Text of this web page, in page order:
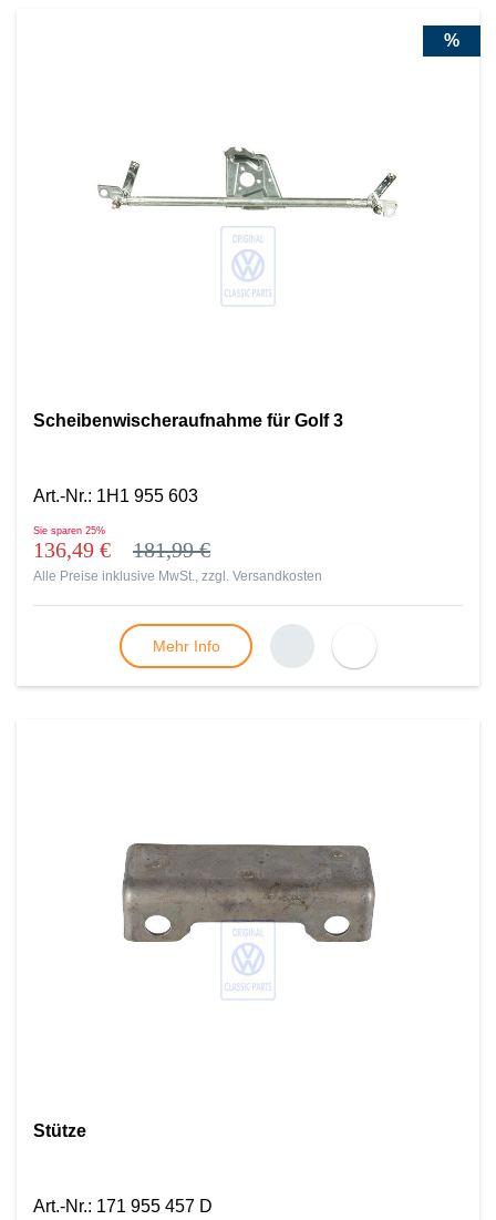
%
Scheibenwischeraufnahme für Golf 3
Art.-Nr.: 1H1 955 603
Sie sparen 25%
136,49 € 181,99 €
Alle Preise inklusive MwSt., zzgl. Versandkosten
Mehr Info
Stütze
Art.-Nr.: 171 955 457 D